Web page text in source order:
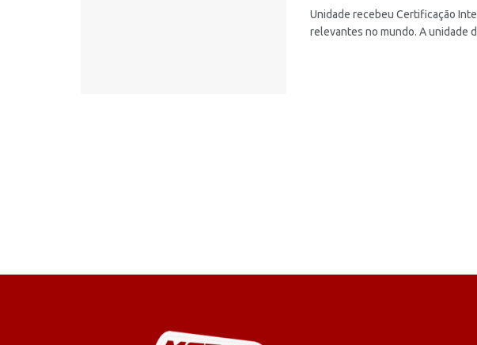
Unidade recebeu Certificação
relevantes no mundo. A unidade